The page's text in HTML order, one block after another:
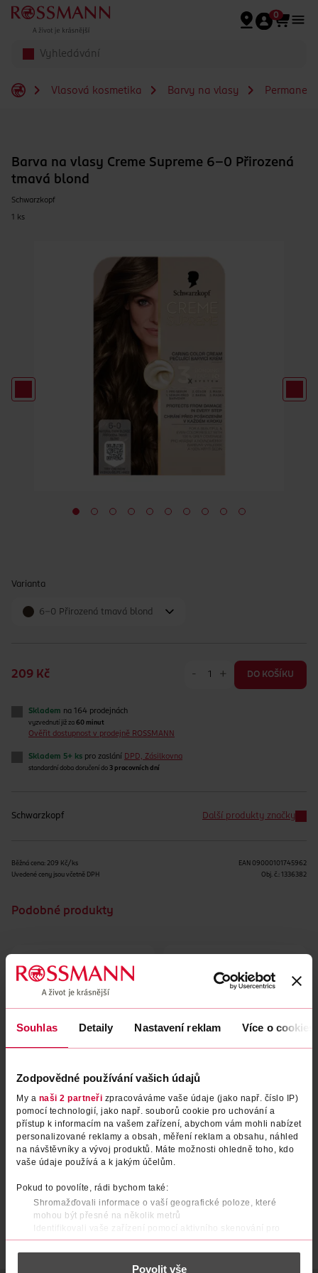
Souhlas Detaily Nastavení reklam Více o cookies
Zodpovědné používání vašich údajů
My a naši 2 partneři zpracováváme vaše údaje (jako např. číslo IP)
pomocí technologií, jako např. souborů cookie pro uchování a
přístup k informacím na vašem zařízení, abychom vám mohli nabízet
personalizované reklamy a obsah, měření reklam a obsahu, náhled
na návštěvníky a vývoj produktů. Máte možnosti ohledně toho, kdo
vaše údaje používá a k jakým účelům.
Pokud to povolíte, rádi bychom také:
Shromažďovali informace o vaší geografické poloze, které
mohou být přesné na několik metrů
Identifikovali vaše zařízení pomocí aktivního skenování pro
konkrétní charakteristiky (otisk prstu)
Zjistěte více o tom, jak zpracováváme vaše osobní údaje, a nastavte
části s podrobnostmi . Svůj souhlas můžete kdykoliv
Povolit vše
Přeskočit na hlavmní obsah
0
Vlasová kosmetika Barvy na vlasy
Barva na vlasy Creme Supreme 6-0 Přirozená
tmavá blond
Schwarzkopf
1 ks
Varianta
6-0 Přirozená tmavá blond
209 Kč - + DO KOŠÍKU
Skladem na 164 prodejnách
vyzvednutí již za 60 minut
Ověřit dostupnost v prodejně ROSSMANN
Skladem 5+ ks pro zaslání DPD, Zásilkovna
standardní doba doručení do 3 pracovních dní
Schwarzkopf Další produkty značky
Běžná cena: 209 Kč/ks
Uvedené ceny jsou včetně DPH
EAN 09000101745962
Obj. č.: 1336382
Podobné produkty
Barva na vlasy Creme
Supreme 4-0 Přirozená hnědá
Schwarzkopf 1 ks
209 Kč
Obj. č.: 1336337
Barva na vlasy Creme
Supreme 6-88 Tmavá červená
Schwarzkopf 1 ks
209 Kč
Obj. č.: 1336344